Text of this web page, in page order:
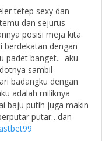
tetep sexy dan
dan sejurus
posisi meja kita
berdekatan dengan
padet banget.. aku
sambil
badangku dengan
adalah miliknya
baju putih juga makin
putar…dan